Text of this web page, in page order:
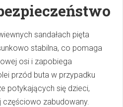
sandałach pięta
stabilna, co pomaga
osi i zapobiega
przód buta w przypadku
potykających się dzieci,
częściowo zabudowany.